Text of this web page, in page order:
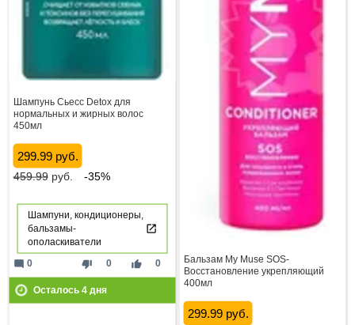
Шампунь Сьесс Detox для
нормальных и жирных волос
450мл
299.99 руб.
459.99руб. -35%
Шампуни, кондиционеры,
бальзамы-
ополаскиватели
thumb_down 0 thumb_up 0
mode_comment 0
Осталось 4дня
Бальзам My Muse SOS-
Восстановление укрепляющий
400мл
299.99 руб.